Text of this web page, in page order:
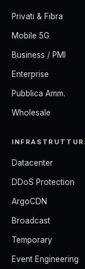
Privati & Fibra
Mobile 5G
Business / PMI
Enterprise
Pubblica Amm.
Wholesale
Datacenter
DDoS Protection
ArgoCDN
Broadcast
Temporary
Event Engineering